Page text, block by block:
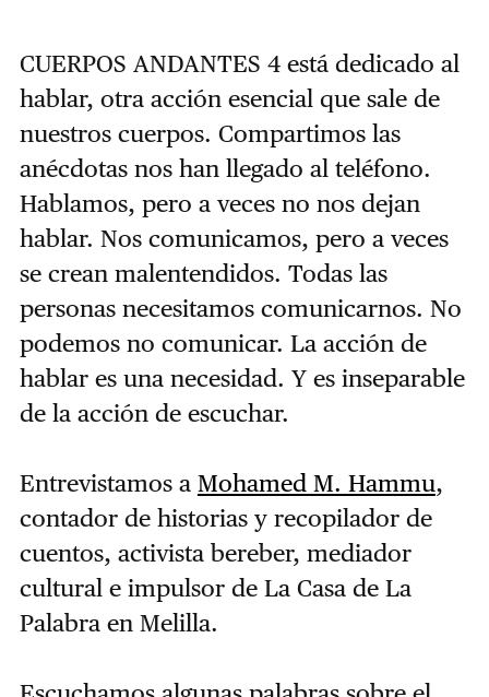
CUERPOS ANDANTES 4 está dedicado al
hablar, otra acción esencial que sale de
nuestros cuerpos. Compartimos las
anécdotas nos han llegado al teléfono.
Hablamos, pero a veces no nos dejan
hablar. Nos comunicamos, pero a veces
se crean malentendidos. Todas las
personas necesitamos comunicarnos. No
podemos no comunicar. La acción de
hablar es una necesidad. Y es inseparable
de la acción de escuchar.
Entrevistamos a Mohamed M. Hammu,
contador de historias y recopilador de
cuentos, activista bereber, mediador
cultural e impulsor de La Casa de La
Palabra en Melilla.